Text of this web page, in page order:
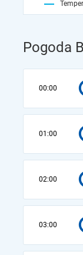
Pogoda
00:00
01:00
02:00
03:00